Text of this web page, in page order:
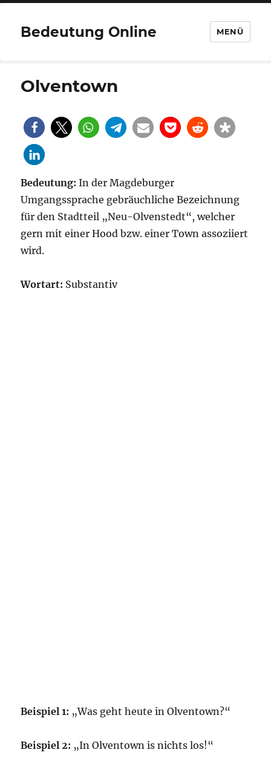
Bedeutung Online MENÜ
Olventown
Bedeutung: In der Magdeburger
Umgangssprache gebräuchliche Bezeichnung
für den Stadtteil „Neu-Olvenstedt“, welcher
gern mit einer Hood bzw. einer Town assoziiert
wird.
Wortart: Substantiv
Beispiel 1: „Was geht heute in Olventown?“
Beispiel 2: „In Olventown is nichts los!“